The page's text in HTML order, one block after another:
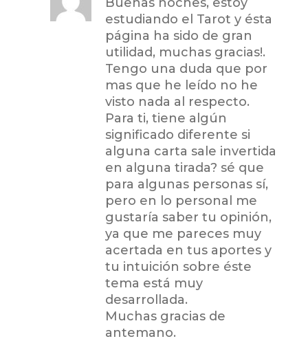
estudiando el Tarot y ésta
página ha sido de gran
utilidad, muchas gracias!.
Tengo una duda que por
mas que he leído no he
visto nada al respecto.
Para ti, tiene algún
significado diferente si
alguna carta sale invertida
en alguna tirada? sé que
para algunas personas sí,
pero en lo personal me
gustaría saber tu opinión,
ya que me pareces muy
acertada en tus aportes y
tu intuición sobre éste
tema está muy
desarrollada.
Muchas gracias de
antemano.